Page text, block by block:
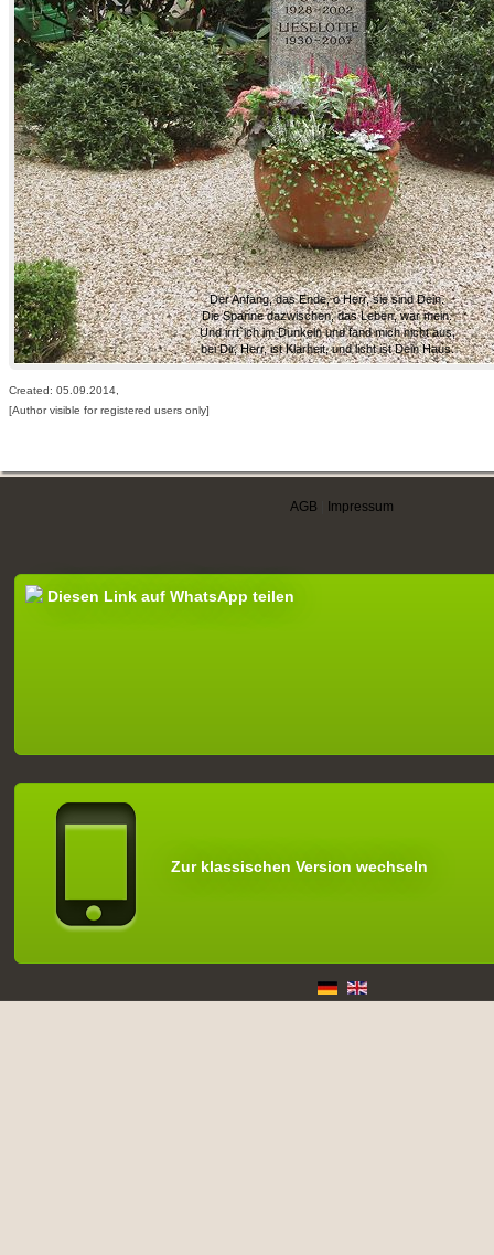
Der Anfang, das Ende, o Herr, sie sind Dein.
Die Spanne dazwischen, das Leben, war mein.
Und irrt`ich im Dunkeln und fand mich nicht aus,
bei Dir, Herr, ist Klarheit, und licht ist Dein Haus.
Created: 05.09.2014,
[Author visible for registered users only]
AGB Impressum
Diesen Link auf WhatsApp teilen
Zur klassischen Version wechseln